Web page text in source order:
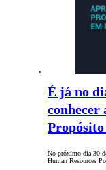
É já no
conhecer
No próximo dia 30
Human Resources